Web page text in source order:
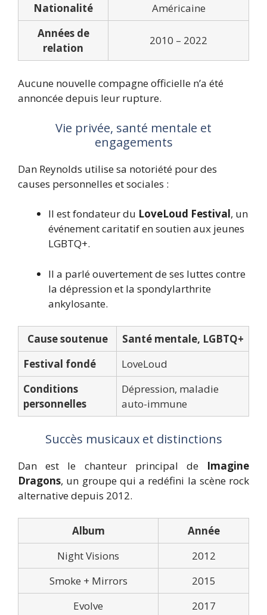
Nationalité
Américaine
Années de
relation
2010 – 2022
Aucune nouvelle compagne officielle n’a été
annoncée depuis leur rupture.
Vie privée, santé mentale et
engagements
Dan Reynolds utilise sa notoriété pour des
causes personnelles et sociales :
Il est fondateur du LoveLoud Festival, un
événement caritatif en soutien aux jeunes
LGBTQ+.
Il a parlé ouvertement de ses luttes contre
la dépression et la spondylarthrite
ankylosante.
Cause soutenue
Santé mentale, LGBTQ+
Festival fondé
LoveLoud
Conditions
personnelles
Dépression, maladie
auto-immune
Succès musicaux et distinctions
Dan est le chanteur principal de Imagine
Dragons, un groupe qui a redéfini la scène rock
alternative depuis 2012.
Album
Année
Night Visions
2012
Smoke + Mirrors
2015
Evolve
2017